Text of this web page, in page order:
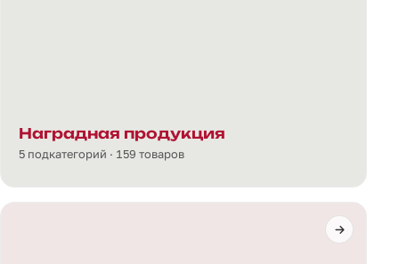
Наградная продукция
5 подкатегорий · 159 товаров